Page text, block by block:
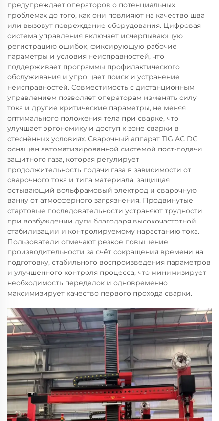
предупреждает операторов о потенциальных
проблемах до того, как они повлияют на качество шва
или вызовут повреждение оборудования. Цифровая
система управления включает исчерпывающую
регистрацию ошибок, фиксирующую рабочие
параметры и условия неисправностей, что
поддерживает программы профилактического
обслуживания и упрощает поиск и устранение
неисправностей. Совместимость с дистанционным
управлением позволяет операторам изменять силу
тока и другие критические параметры, не меняя
оптимального положения тела при сварке, что
улучшает эргономику и доступ к зоне сварки в
стеснённых условиях. Сварочный аппарат TIG AC DC
оснащён автоматизированной системой пост-подачи
защитного газа, которая регулирует
продолжительность подачи газа в зависимости от
сварочного тока и типа материала, защищая
остывающий вольфрамовый электрод и сварочную
ванну от атмосферного загрязнения. Продвинутые
стартовые последовательности устраняют трудности
при возбуждении дуги благодаря высокочастотной
стабилизации и контролируемому нарастанию тока.
Пользователи отмечают резкое повышение
производительности за счёт сокращения времени на
подготовку, стабильного воспроизведения параметров
и улучшенного контроля процесса, что минимизирует
необходимость переделок и одновременно
максимизирует качество первого прохода сварки.